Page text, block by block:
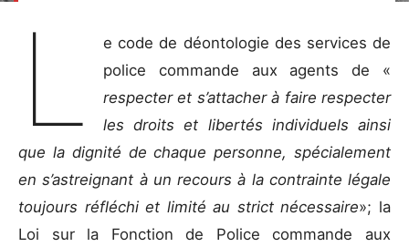
L
e code de déontologie des services de
police commande aux agents de «
respecter et s’attacher à faire respecter
les droits et libertés individuels ainsi
que la dignité de chaque personne, spécialement
en s’astreignant à un recours à la contrainte légale
toujours réfléchi et limité au strict nécessaire»; la
Loi sur la Fonction de Police commande aux